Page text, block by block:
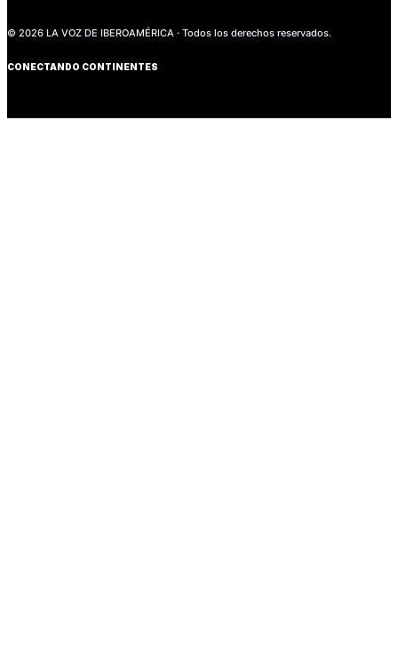
© 2026 LA VOZ DE IBEROAMÉRICA · Todos los derechos reservados.
CONECTANDO CONTINENTES